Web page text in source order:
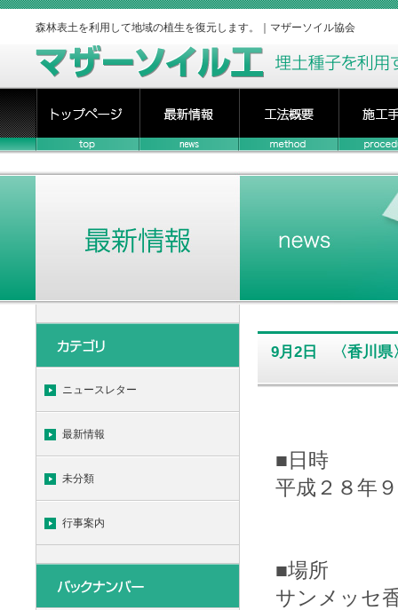
森林表土を利用して地域の植生を復元します。｜マザーソイル協会
ニュースレター
最新情報
未分類
行事案内
9月2日 〈香川県
■日時
平成２８年
■場所
サンメッセ